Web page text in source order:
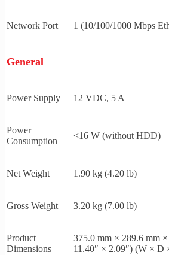
Network Port 1 (10/100/1000 Mbps
General
Power Supply 12 VDC, 5 A
Power
Consumption
<16 W (without HDD)
Net Weight 1.90 kg (4.20 lb)
Gross Weight 3.20 kg (7.00 lb)
Product
Dimensions
375.0 mm × 289.6 mm
11.40″ × 2.09″) (W × D